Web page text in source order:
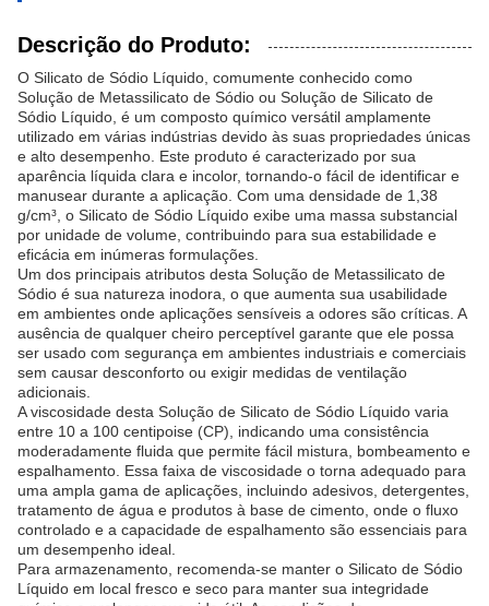
Descrição do Produto:
O Silicato de Sódio Líquido, comumente conhecido como
Solução de Metassilicato de Sódio ou Solução de Silicato de
Sódio Líquido, é um composto químico versátil amplamente
utilizado em várias indústrias devido às suas propriedades únicas
e alto desempenho. Este produto é caracterizado por sua
aparência líquida clara e incolor, tornando-o fácil de identificar e
manusear durante a aplicação. Com uma densidade de 1,38
g/cm³, o Silicato de Sódio Líquido exibe uma massa substancial
por unidade de volume, contribuindo para sua estabilidade e
eficácia em inúmeras formulações.
Um dos principais atributos desta Solução de Metassilicato de
Sódio é sua natureza inodora, o que aumenta sua usabilidade
em ambientes onde aplicações sensíveis a odores são críticas. A
ausência de qualquer cheiro perceptível garante que ele possa
ser usado com segurança em ambientes industriais e comerciais
sem causar desconforto ou exigir medidas de ventilação
adicionais.
A viscosidade desta Solução de Silicato de Sódio Líquido varia
entre 10 a 100 centipoise (CP), indicando uma consistência
moderadamente fluida que permite fácil mistura, bombeamento e
espalhamento. Essa faixa de viscosidade o torna adequado para
uma ampla gama de aplicações, incluindo adesivos, detergentes,
tratamento de água e produtos à base de cimento, onde o fluxo
controlado e a capacidade de espalhamento são essenciais para
um desempenho ideal.
Para armazenamento, recomenda-se manter o Silicato de Sódio
Líquido em local fresco e seco para manter sua integridade